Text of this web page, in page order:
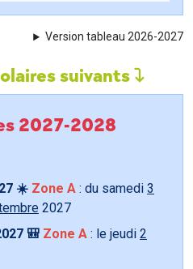
Version tableau 2026-2027
suivants
2027-2028
☀️ Zone A : du samedi 3
2027
🎒 Zone A : le jeudi 2